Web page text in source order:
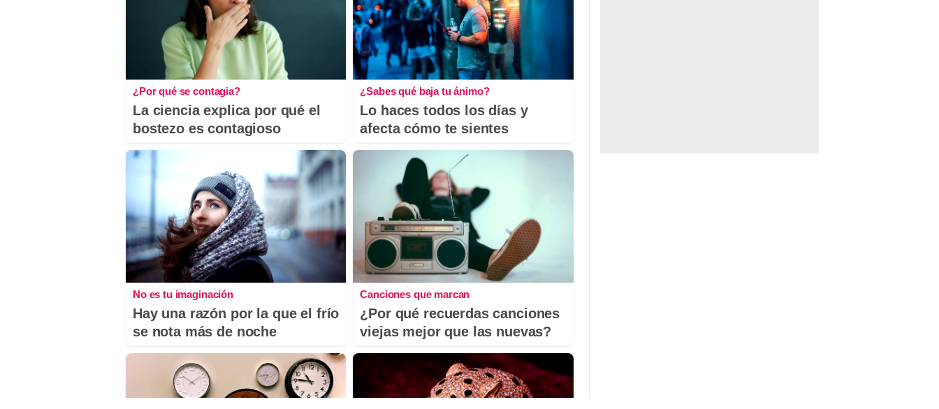
¿Por qué se contagia?
La ciencia explica por qué el
bostezo es contagioso
¿Sabes qué baja tu ánimo?
Lo haces todos los días y
afecta cómo te sientes
No es tu imaginación
Hay una razón por la que el frío
se nota más de noche
Canciones que marcan
¿Por qué recuerdas canciones
viejas mejor que las nuevas?